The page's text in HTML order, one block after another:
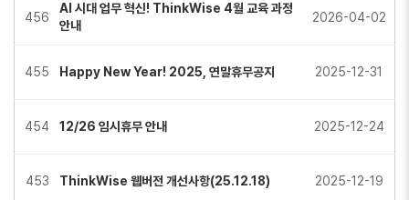
456
AI 시대 업무 혁신! ThinkWise 4월 교육 과정
안내
2026-04-02
455 Happy New Year! 2025, 연말휴무공지 2025-12-31
454 12/26 임시휴무 안내 2025-12-24
453 ThinkWise 웹버전 개선사항(25.12.18) 2025-12-19